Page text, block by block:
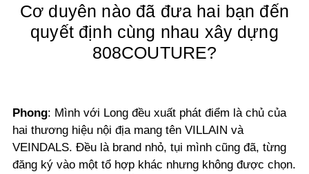
Cơ duyên nào đã đưa hai bạn đến
quyết định cùng nhau xây dựng
808COUTURE?
Phong: Mình với Long đều xuất phát điểm là chủ của
hai thương hiệu nội địa mang tên VILLAIN và
VEINDALS. Đều là brand nhỏ, tụi mình cũng đã, từng
đăng ký vào một tổ hợp khác nhưng không được chọn.